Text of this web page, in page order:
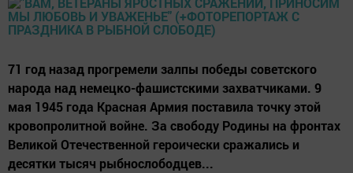
71 год назад прогремели залпы победы советского
народа над немецко-фашистскими захватчиками. 9
мая 1945 года Красная Армия поставила точку этой
кровопролитной войне. За свободу Родины на фронтах
Великой Отечественной героически сражались и
десятки тысяч рыбнослободцев...